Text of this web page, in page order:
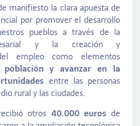
manifiesto la clara apuesta de
por promover el desarrollo
pueblos a través de la
y la creación y
empleo como elementos
y avanzar en la
entre las personas
rural y las ciudades.
otros 40.000 euros de